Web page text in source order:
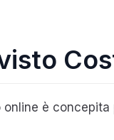
è